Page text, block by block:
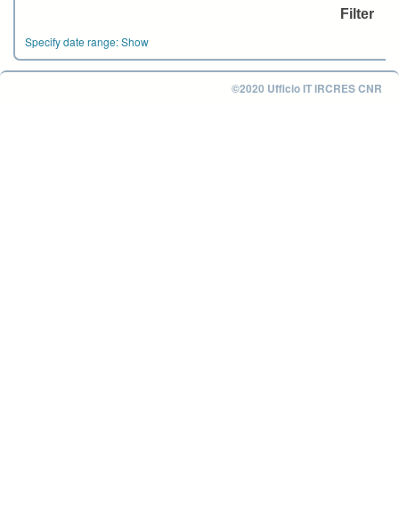
Specify date range:Show
©2020 Ufficio IT IRCRES CNR